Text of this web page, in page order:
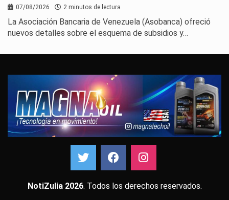
07/08/2026 2 minutos de lectura
La Asociación Bancaria de Venezuela (Asobanca) ofreció
nuevos detalles sobre el esquema de subsidios y…
NotiZulia 2026. Todos los derechos reservados.